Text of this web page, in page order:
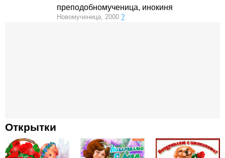
преподобномученица, инокиня
Новомученица, 2000 ?
Открытки